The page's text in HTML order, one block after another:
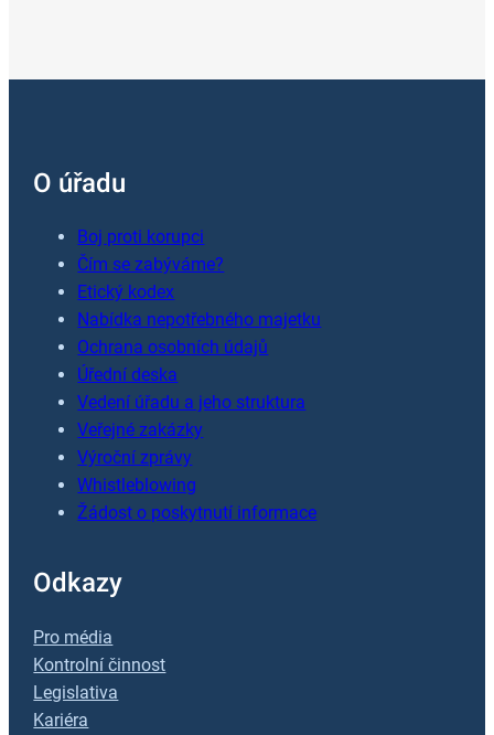
O úřadu
Boj proti korupci
Čím se zabýváme?
Etický kodex
Nabídka nepotřebného majetku
Ochrana osobních údajů
Úřední deska
Vedení úřadu a jeho struktura
Veřejné zakázky
Výroční zprávy
Whistleblowing
Žádost o poskytnutí informace
Odkazy
Pro média
Kontrolní činnost
Legislativa
Kariéra